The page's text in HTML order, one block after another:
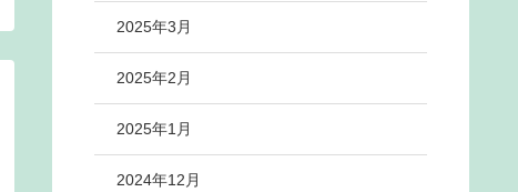
2025年3月
2025年2月
2025年1月
2024年12月